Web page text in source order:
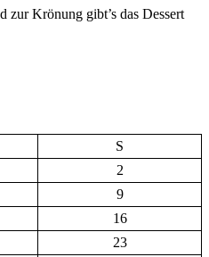
Krönung gibt’s das Dessert
S
2
9
16
23